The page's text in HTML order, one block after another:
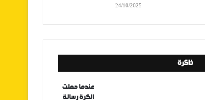
24/10/2025
ذاكرة
عندما حملت
الكرة رسالة